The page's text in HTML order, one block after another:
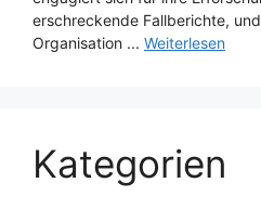
erschreckende Fallberichte,
Organisation ... Weiterlesen
Kategorien